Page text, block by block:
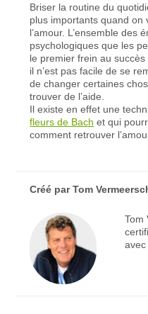
Briser la routine du
plus importants quand on
l’amour. L’ensemble des
psychologiques que les
le premier frein au succès
il n’est pas facile de se
de changer certaines
trouver de l’aide.
Il existe en effet une
fleurs de Bach et qui
comment retrouver
Créé parTom
Tom
avec